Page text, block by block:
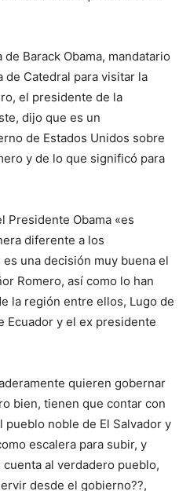
Barack Obama, mandatario
de Catedral para visitar la
el presidente de la
dijo que es un
de Estados Unidos sobre
y de lo que significó para
Presidente Obama «es
diferente a los
una decisión muy buena el
Romero, así como lo han
la región entre ellos, Lugo de
Ecuador y el ex presidente
quieren gobernar
bien, tienen que contar con
noble de El Salvador y
escalera para subir, y
al verdadero pueblo,
desde el gobierno??,